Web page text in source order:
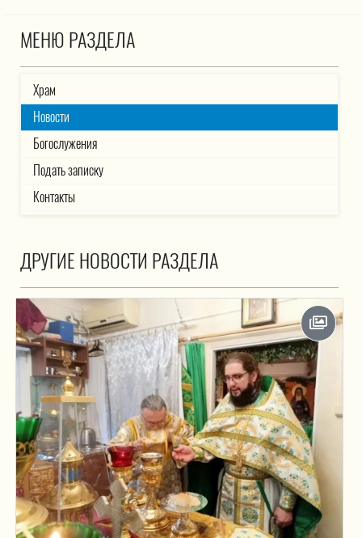
МЕНЮ РАЗДЕЛА
Храм
Новости
Богослужения
Подать записку
Контакты
ДРУГИЕ НОВОСТИ РАЗДЕЛА